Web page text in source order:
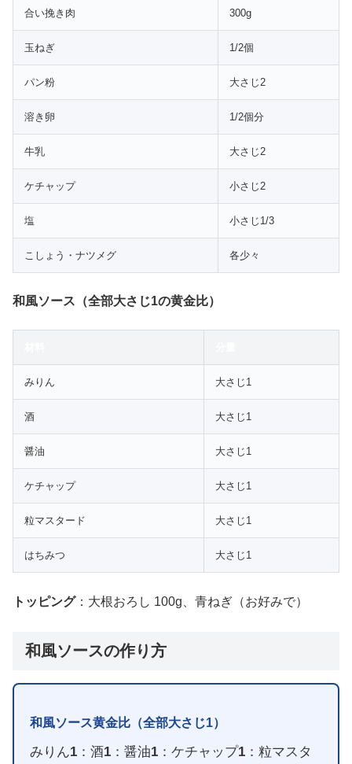
合い挽き肉 300g
玉ねぎ 1/2個
パン粉 大さじ2
溶き卵 1/2個分
牛乳 大さじ2
ケチャップ 小さじ2
塩 小さじ1/3
こしょう・ナツメグ 各少々
和風ソース（全部大さじ1の黄金比）
みりん 大さじ1
酒 大さじ1
醤油 大さじ1
ケチャップ 大さじ1
粒マスタード 大さじ1
はちみつ 大さじ1
トッピング：大根おろし 100g、青ねぎ（お好みで）
和風ソースの作り方
和風ソース黄金比（全部大さじ1）
みりん1 ：酒1 ：醤油1 ：ケチャップ1 ：粒マスタ